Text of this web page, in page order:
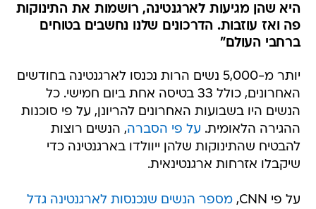
היא שהן מגיעות לארגנטינה, רושמות את התינוקות
פה ואז עוזבות. הדרכונים שלנו נחשבים בטוחים
ברחבי העולם"
יותר מ-5,000 נשים הרות נכנסו לארגנטינה בחודשים
האחרונים, כולל 33 בטיסה אחת ביום חמישי. כל
הנשים היו בשבועות האחרונים להריונן, על פי סוכנות
ההגירה הלאומית. על פי הסברה, הנשים רוצות
להבטיח שהתינוקות שלהן ייוולדו בארגנטינה כדי
שיקבלו אזרחות ארגנטינאית.
על פי CNN,
מספר הנשים שנכנסות לארגנטינה גדל